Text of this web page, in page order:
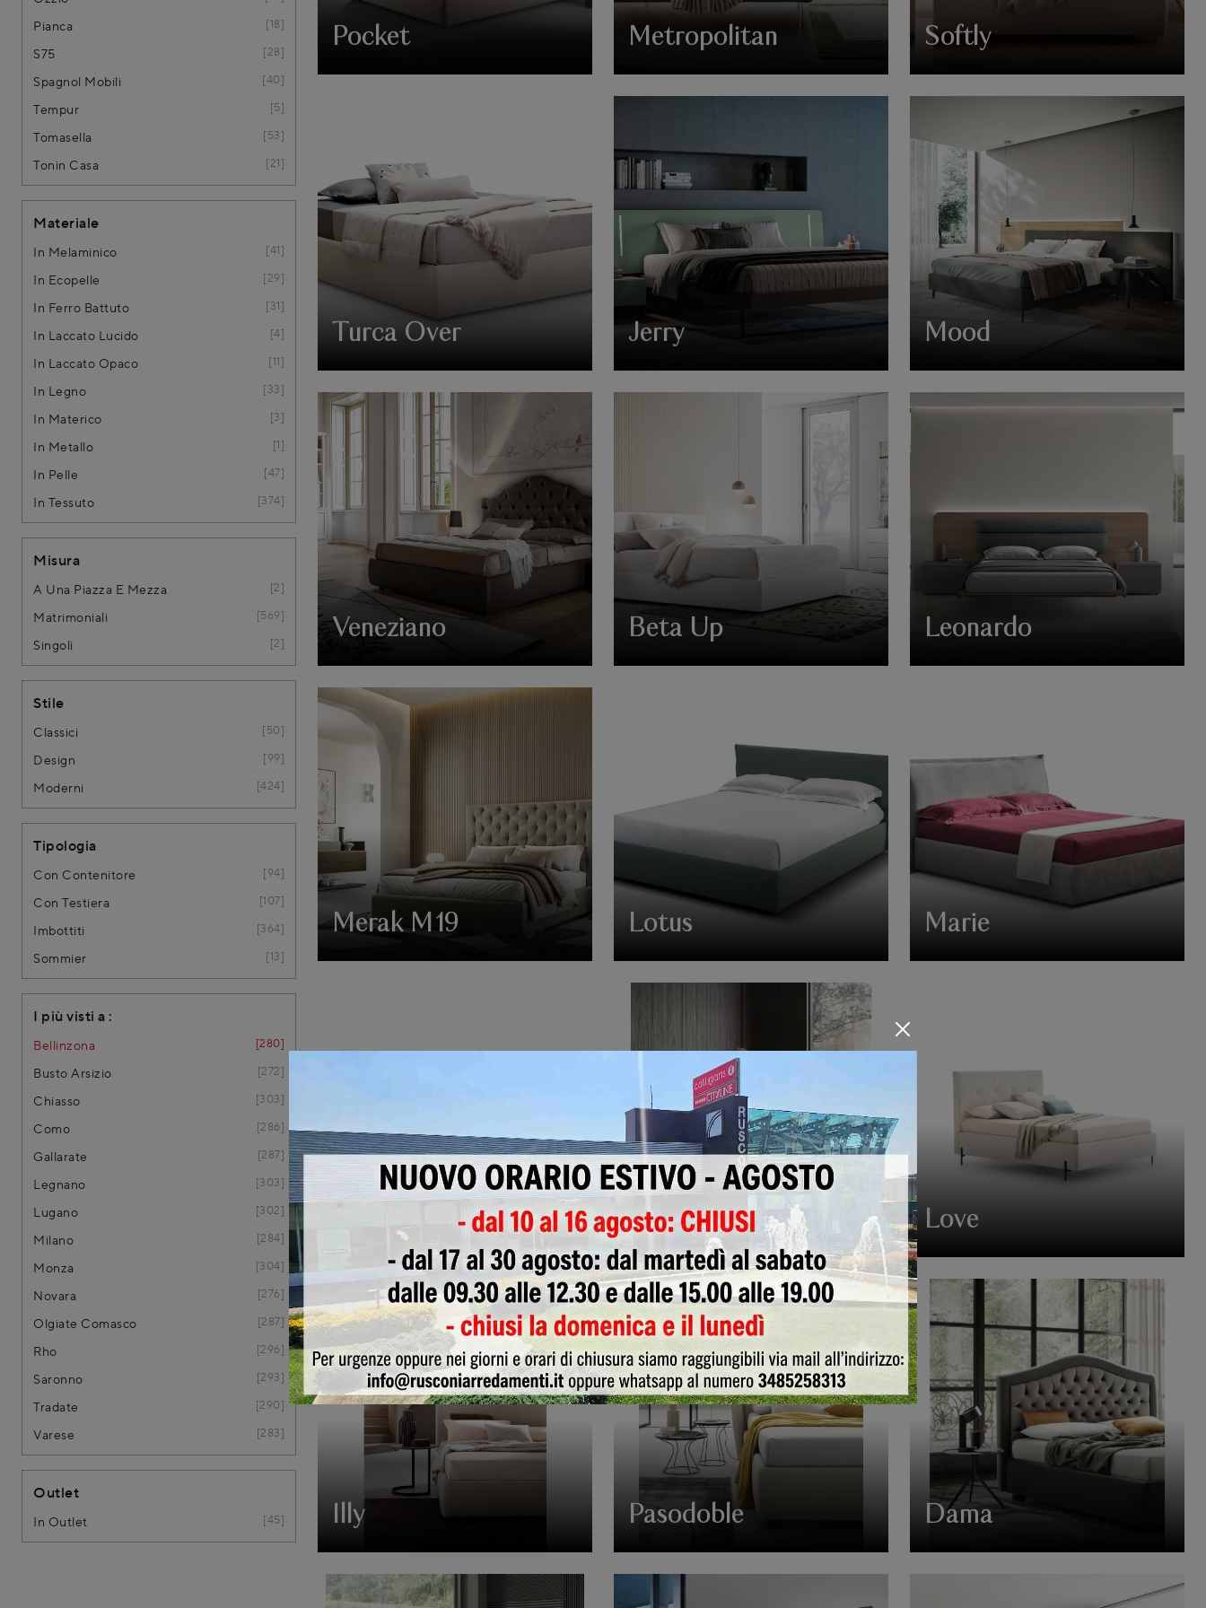
Pianca 18
S75 28
Spagnol Mobili 40
Tempur 5
Tomasella 53
Tonin Casa 21
Materiale
In Melaminico 41
In Ecopelle 29
In Ferro Battuto 31
In Laccato Lucido 4
In Laccato Opaco 11
In Legno 33
In Materico 3
In Metallo 1
In Pelle 47
In Tessuto 374
Misura
A Una Piazza E Mezza 2
Matrimoniali 569
Singoli 2
Stile
Classici 50
Design 99
Moderni 424
Tipologia
Con Contenitore 94
Con Testiera 107
Imbottiti 364
Sommier 13
I più visti a :
Bellinzona 280
Busto Arsizio 272
Chiasso 303
Como 286
Gallarate 287
Legnano 303
Lugano 302
Milano 284
Monza 304
Novara 276
Olgiate Comasco 287
Rho 296
Saronno 293
Tradate 290
Varese 283
Outlet
In Outlet 45
Pocket Metropolitan Softly
Turca Over Jerry Mood
Veneziano Beta Up Leonardo
Merak M19 Lotus Marie
Break Love
Illy Pasodoble Dama